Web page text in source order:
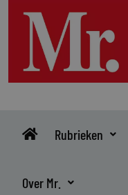
inhoud
Rubrieken
Over Mr.